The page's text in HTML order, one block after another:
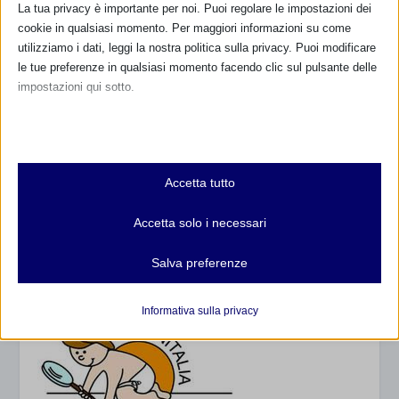
La tua privacy è importante per noi. Puoi regolare le impostazioni dei
cookie in qualsiasi momento. Per maggiori informazioni su come
utilizziamo i dati, leggi la nostra politica sulla privacy. Puoi modificare
le tue preferenze in qualsiasi momento facendo clic sul pulsante delle
impostazioni qui sotto.
Essenziali
I cookie e i servizi essenziali abilitano le funzioni di base e sono
e servizi non richiedono il consenso dell'utente secondo il GDPR.
wordpress_logged_in_*
wordpress_test_cookie
Analitici
interagiscono con il nostro sito web.
Mostra dettagli
Accetta tutto
Accetta solo i necessari
Salva preferenze
Informativa sulla privacy